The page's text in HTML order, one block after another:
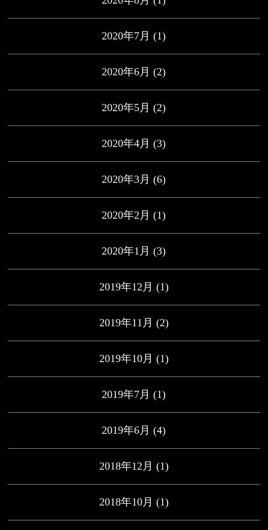
2020年7月 (1)
2020年6月 (2)
2020年5月 (2)
2020年4月 (3)
2020年3月 (6)
2020年2月 (1)
2020年1月 (3)
2019年12月 (1)
2019年11月 (2)
2019年10月 (1)
2019年7月 (1)
2019年6月 (4)
2018年12月 (1)
2018年10月 (1)